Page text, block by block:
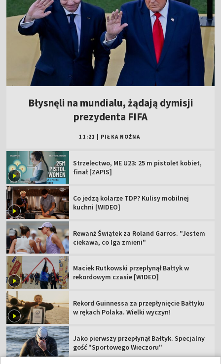
Błysnęli na mundialu, żądają dymisji
prezydenta FIFA
11:21 PIŁKA NOŻNA
Strzelectwo, ME U23: 25 m pistolet kobiet,
finał [ZAPIS]
Co jedzą kolarze TDP? Kulisy mobilnej
kuchni [WIDEO]
Rewanż Świątek za Roland Garros. "Jestem
ciekawa, co Iga zmieni"
Maciek Rutkowski przepłynął Bałtyk w
rekordowym czasie [WIDEO]
Rekord Guinnessa za przepłynięcie Bałtyku
w rękach Polaka. Wielki wyczyn!
Jako pierwszy przepłynął Bałtyk. Specjalny
gość "Sportowego Wieczoru"